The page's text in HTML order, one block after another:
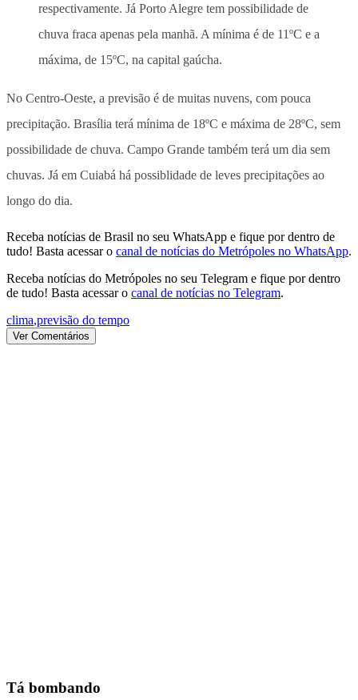
respectivamente. Já Porto Alegre tem possibilidade de
chuva fraca apenas pela manhã. A mínima é de 11ºC e a
máxima, de 15ºC, na capital gaúcha.
No Centro-Oeste, a previsão é de muitas nuvens, com pouca
precipitação. Brasília terá mínima de 18ºC e máxima de 28ºC, sem
possibilidade de chuva. Campo Grande também terá um dia sem
chuvas. Já em Cuiabá há possiblidade de leves precipitações ao
longo do dia.
Receba notícias de Brasil no seu WhatsApp e fique por dentro de
tudo! Basta acessar o canal de notícias do Metrópoles no WhatsApp.
Receba notícias do Metrópoles no seu Telegram e fique por dentro
de tudo! Basta acessar o canal de notícias no Telegram.
clima,previsão do tempo
Ver Comentários
Tá bombando